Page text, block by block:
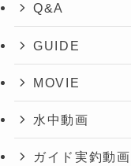
Q&A
GUIDE
MOVIE
水中動画
ガイド実釣動画